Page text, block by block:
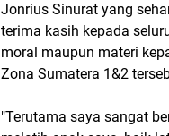
Jonrius Sinurat yang
terima kasih kepada
moral maupun materi
Zona Sumatera 1&2
"Terutama saya sangat